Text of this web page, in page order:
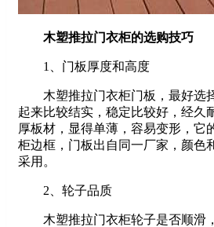
木塑推拉门衣柜的选购技巧
1、门板厚度和高度
木塑推拉门衣柜门板，最好选
起来比较结实，稳定比较好，经久
厚板材，显得单薄，容易变形，它
柜边框，门板出自同一厂家，颜色
采用。
2、轮子品质
木塑推拉门衣柜轮子是否顺滑